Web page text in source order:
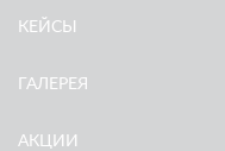
КЕЙСЫ
ГАЛЕРЕЯ
АКЦИИ